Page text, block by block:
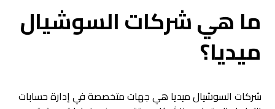
ما هي شركات السوشيال
ميديا؟
شركات السوشيال ميديا هي جهات متخصصة في إدارة حسابات